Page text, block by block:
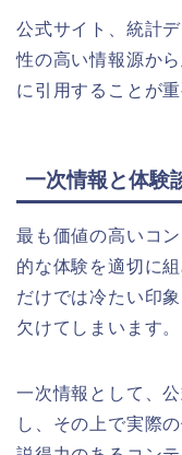
公式サイト、統計
性の高い情報源か
に引用することが重
一次情報と体験
最も価値の高いコ
的な体験を適切に
だけでは冷たい印
欠けてしまいます。
一次情報として、
し、その上で実際